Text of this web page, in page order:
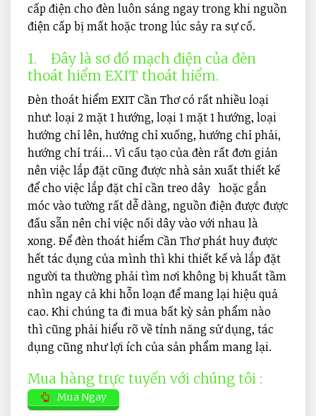
cấp điện cho đèn luôn sáng ngay trong khi nguồn
điện cấp bị mất hoặc trong lúc sảy ra sự cố.
1. Đây là sơ đồ mạch điện của đèn
thoát hiểm EXIT thoát hiểm.
Đèn thoát hiểm EXIT Cần Thơ có rất nhiều loại
như: loại 2 mặt 1 hướng, loại 1 mặt 1 hướng, loại
hướng chỉ lên, hướng chỉ xuống, hướng chỉ phải,
hướng chỉ trái… Vì cấu tạo của đèn rất đơn giản
nên việc lắp đặt cũng được nhà sản xuất thiết kế
để cho việc lắp đặt chỉ cần treo dây hoặc gắn
móc vào tường rất dễ dàng, nguồn điện được được
đấu sẵn nên chỉ việc nối dây vào với nhau là
xong. Để đèn thoát hiểm Cần Thơ phát huy được
hết tác dụng của mình thì khi thiết kế và lắp đặt
người ta thường phải tìm nơi không bị khuất tầm
nhìn ngay cả khi hỗn loạn để mang lại hiệu quả
cao. Khi chúng ta đi mua bất kỳ sản phẩm nào
thì cũng phải hiểu rõ về tính năng sử dụng, tác
dụng cũng như lợi ích của sản phẩm mang lại.
Mua hàng trực tuyến với chúng tôi :
Mua Ngay